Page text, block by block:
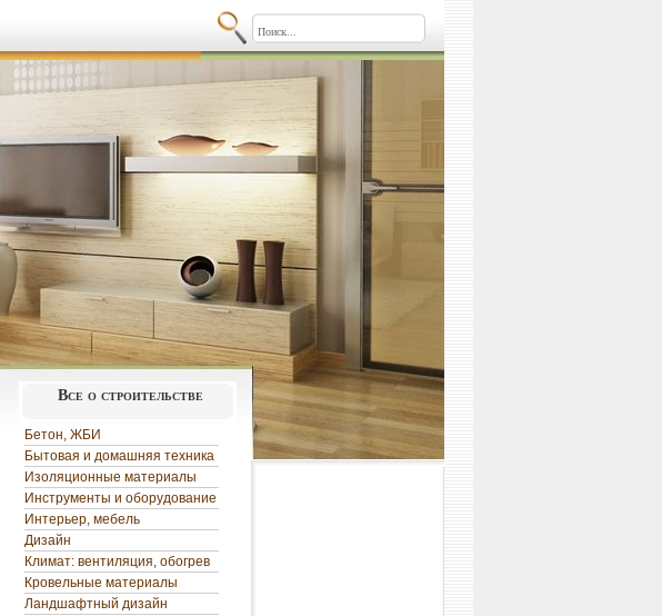
Все о строительстве
Бетон, ЖБИ
Бытовая и домашняя техника
Изоляционные материалы
Инструменты и оборудование
Интерьер, мебель
Дизайн
Климат: вентиляция, обогрев
Кровельные материалы
Ландшафтный дизайн